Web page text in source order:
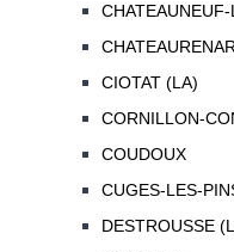
CIOTAT (LA)
CORNILLON-
COUDOUX
CUGES-LES-
DESTROUSSE